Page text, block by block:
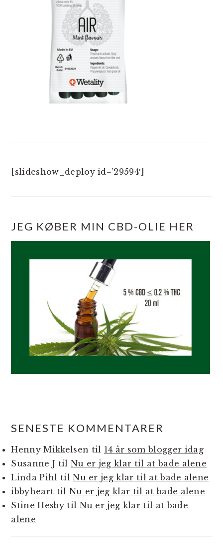
[slideshow_deploy id=’29594′]
JEG KØBER MIN CBD-OLIE HER
SENESTE KOMMENTARER
Henny Mikkelsen til 14 år som blogger idag
Susanne J til Nu er jeg klar til at bade alene
Linda Pihl tilNu er jeg klar til at bade alene
ibbyheart til Nu er jeg klar til at bade alene
Stine Hesbytil Nu er jeg klar til at bade
alene